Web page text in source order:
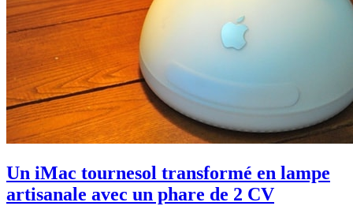
Un iMac tournesol transformé en lampe
artisanale avec un phare de 2 CV